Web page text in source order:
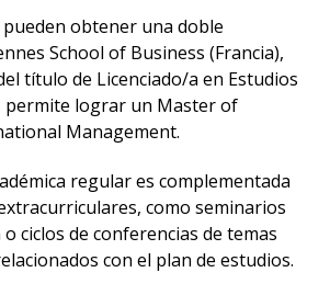
obtener una doble
School of Business (Francia),
título de Licenciado/a en Estudios
permite lograr un Master of
Management.
regular es complementada
como seminarios
ciclos de conferencias de temas
con el plan de estudios.